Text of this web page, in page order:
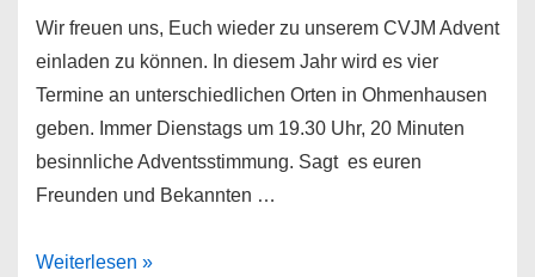
Wir freuen uns, Euch wieder zu unserem CVJM Advent
einladen zu können. In diesem Jahr wird es vier
Termine an unterschiedlichen Orten in Ohmenhausen
geben. Immer Dienstags um 19.30 Uhr, 20 Minuten
besinnliche Adventsstimmung. Sagt es euren
Freunden und Bekannten …
CVJM
Weiterlesen »